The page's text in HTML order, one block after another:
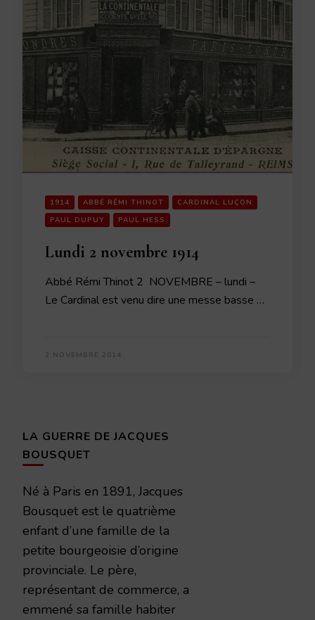
1914 ABBÉ RÉMI THINOT
CARDINAL LUÇON
PAUL DUPUY
PAUL HESS
Lundi 2 novembre 1914
Abbé Rémi Thinot 2 NOVEMBRE – lundi –
Le Cardinal est venu dire une messe basse …
LA GUERRE DE JACQUES
BOUSQUET
Né à Paris en 1891, Jacques
Bousquet est le quatrième
enfant d’une famille de la
petite bourgeoisie d’origine
provinciale. Le père,
représentant de commerce, a
emmené sa famille habiter